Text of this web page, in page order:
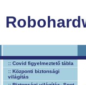
:: Covid figyelmeztető tábla
:: Központi biztonsági
világítás